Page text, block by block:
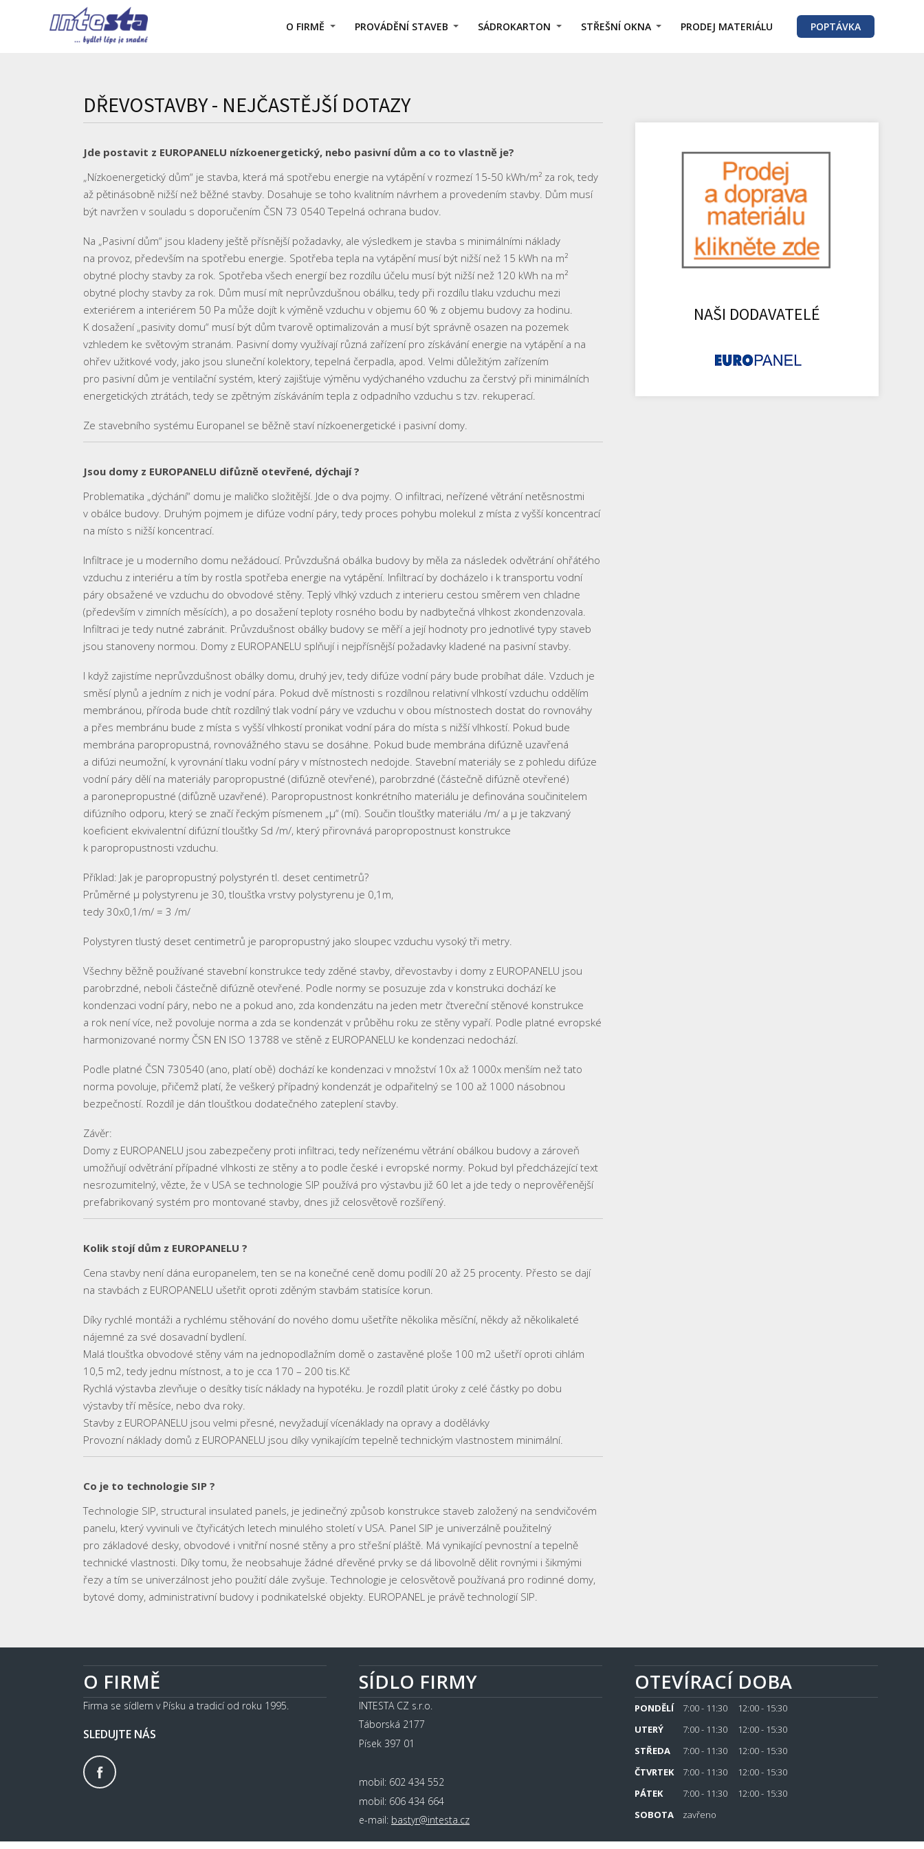
O FIRMĚ PROVÁDĚNÍ STAVEB SÁDROKARTON STŘEŠNÍ OKNA PRODEJ MATERIÁLU POPTÁVKA
DŘEVOSTAVBY - NEJČASTĚJŠÍ DOTAZY
Jde postavit z EUROPANELU nízkoenergetický, nebo pasivní dům a co to vlastně je?
„Nízkoenergetický dům“ je stavba, která má spotřebu energie na vytápění v rozmezí 15-50 kWh/m² za rok, tedy
až pětinásobně nižší než běžné stavby. Dosahuje se toho kvalitním návrhem a provedením stavby. Dům musí
být navržen v souladu s doporučením ČSN 73 0540 Tepelná ochrana budov.
Na „Pasivní dům“ jsou kladeny ještě přísnější požadavky, ale výsledkem je stavba s minimálními náklady
na provoz, především na spotřebu energie. Spotřeba tepla na vytápění musí být nižší než 15 kWh na m²
obytné plochy stavby za rok. Spotřeba všech energií bez rozdílu účelu musí být nižší než 120 kWh na m²
obytné plochy stavby za rok. Dům musí mít neprůvzdušnou obálku, tedy při rozdílu tlaku vzduchu mezi
exteriérem a interiérem 50 Pa může dojít k výměně vzduchu v objemu 60 % z objemu budovy za hodinu.
K dosažení „pasivity domu“ musí být dům tvarově optimalizován a musí být správně osazen na pozemek
vzhledem ke světovým stranám. Pasivní domy využívají různá zařízení pro získávání energie na vytápění a na
ohřev užitkové vody, jako jsou sluneční kolektory, tepelná čerpadla, apod. Velmi důležitým zařízením
pro pasivní dům je ventilační systém, který zajišťuje výměnu vydýchaného vzduchu za čerstvý při minimálních
energetických ztrátách, tedy se zpětným získáváním tepla z odpadního vzduchu s tzv. rekuperací.
Ze stavebního systému Europanel se běžně staví nízkoenergetické i pasivní domy.
Jsou domy z EUROPANELU difůzně otevřené, dýchají ?
Problematika „dýchání“ domu je maličko složitější. Jde o dva pojmy. O infiltraci, neřízené větrání netěsnostmi
v obálce budovy. Druhým pojmem je difúze vodní páry, tedy proces pohybu molekul z místa z vyšší koncentrací
na místo s nižší koncentrací.
Infiltrace je u moderního domu nežádoucí. Průvzdušná obálka budovy by měla za následek odvětrání ohřátého
vzduchu z interiéru a tím by rostla spotřeba energie na vytápění. Infiltrací by docházelo i k transportu vodní
páry obsažené ve vzduchu do obvodové stěny. Teplý vlhký vzduch z interieru cestou směrem ven chladne
(především v zimních měsících), a po dosažení teploty rosného bodu by nadbytečná vlhkost zkondenzovala.
Infiltraci je tedy nutné zabránit. Průvzdušnost obálky budovy se měří a její hodnoty pro jednotlivé typy staveb
jsou stanoveny normou. Domy z EUROPANELU splňují i nejpřísnější požadavky kladené na pasivní stavby.
I když zajistíme neprůvzdušnost obálky domu, druhý jev, tedy difúze vodní páry bude probíhat dále. Vzduch je
směsí plynů a jedním z nich je vodní pára. Pokud dvě místnosti s rozdílnou relativní vlhkostí vzduchu oddělím
membránou, příroda bude chtít rozdílný tlak vodní páry ve vzduchu v obou místnostech dostat do rovnováhy
a přes membránu bude z místa s vyšší vlhkostí pronikat vodní pára do místa s nižší vlhkostí. Pokud bude
membrána paropropustná, rovnovážného stavu se dosáhne. Pokud bude membrána difúzně uzavřená
a difúzi neumožní, k vyrovnání tlaku vodní páry v místnostech nedojde. Stavební materiály se z pohledu difúze
vodní páry dělí na materiály paropropustné (difúzně otevřené), parobrzdné (částečně difúzně otevřené)
a paronepropustné (difůzně uzavřené). Paropropustnost konkrétního materiálu je definována součinitelem
difúzního odporu, který se značí řeckým písmenem „μ“ (mí). Součin tloušťky materiálu /m/ a μ je takzvaný
koeficient ekvivalentní difúzní tloušťky Sd /m/, který přirovnává paropropostnust konstrukce
k paropropustnosti vzduchu.
Příklad: Jak je paropropustný polystyrén tl. deset centimetrů?
Průměrné μ polystyrenu je 30, tloušťka vrstvy polystyrenu je 0,1m,
tedy 30x0,1/m/ = 3 /m/
Polystyren tlustý deset centimetrů je paropropustný jako sloupec vzduchu vysoký tři metry.
Všechny běžně používané stavební konstrukce tedy zděné stavby, dřevostavby i domy z EUROPANELU jsou
parobrzdné, neboli částečně difúzně otevřené. Podle normy se posuzuje zda v konstrukci dochází ke
kondenzaci vodní páry, nebo ne a pokud ano, zda kondenzátu na jeden metr čtvereční stěnové konstrukce
a rok není více, než povoluje norma a zda se kondenzát v průběhu roku ze stěny vypaří. Podle platné evropské
harmonizované normy ČSN EN ISO 13788 ve stěně z EUROPANELU ke kondenzaci nedochází.
Podle platné ČSN 730540 (ano, platí obě) dochází ke kondenzaci v množství 10x až 1000x menším než tato
norma povoluje, přičemž platí, že veškerý případný kondenzát je odpařitelný se 100 až 1000 násobnou
bezpečností. Rozdíl je dán tloušťkou dodatečného zateplení stavby.
Závěr:
Domy z EUROPANELU jsou zabezpečeny proti infiltraci, tedy neřízenému větrání obálkou budovy a zároveň
umožňují odvětrání případné vlhkosti ze stěny a to podle české i evropské normy. Pokud byl předcházející text
nesrozumitelný, vězte, že v USA se technologie SIP používá pro výstavbu již 60 let a jde tedy o neprověřenější
prefabrikovaný systém pro montované stavby, dnes již celosvětově rozšířený.
Kolik stojí dům z EUROPANELU ?
Cena stavby není dána europanelem, ten se na konečné ceně domu podílí 20 až 25 procenty. Přesto se dají
na stavbách z EUROPANELU ušetřit oproti zděným stavbám statisíce korun.
Díky rychlé montáži a rychlému stěhování do nového domu ušetříte několika měsíční, někdy až několikaleté
nájemné za své dosavadní bydlení.
Malá tloušťka obvodové stěny vám na jednopodlažním domě o zastavěné ploše 100 m2 ušetří oproti cihlám
10,5 m2, tedy jednu místnost, a to je cca 170 – 200 tis.Kč
Rychlá výstavba zlevňuje o desítky tisíc náklady na hypotéku. Je rozdíl platit úroky z celé částky po dobu
výstavby tří měsíce, nebo dva roky.
Stavby z EUROPANELU jsou velmi přesné, nevyžadují vícenáklady na opravy a dodělávky
Provozní náklady domů z EUROPANELU jsou díky vynikajícím tepelně technickým vlastnostem minimální.
Co je to technologie SIP ?
Technologie SIP, structural insulated panels, je jedinečný způsob konstrukce staveb založený na sendvičovém
panelu, který vyvinuli ve čtyřicátých letech minulého století v USA. Panel SIP je univerzálně použitelný
pro základové desky, obvodové i vnitřní nosné stěny a pro střešní pláště. Má vynikající pevnostní a tepelně
technické vlastnosti. Díky tomu, že neobsahuje žádné dřevěné prvky se dá libovolně dělit rovnými i šikmými
řezy a tím se univerzálnost jeho použití dále zvyšuje. Technologie je celosvětově používaná pro rodinné domy,
bytové domy, administrativní budovy i podnikatelské objekty. EUROPANEL je právě technologií SIP.
NAŠI DODAVATELÉ
O FIRMĚ
Firma se sídlem v Písku a tradicí od roku 1995.
SLEDUJTE NÁS
SÍDLO FIRMY
INTESTA CZ s.r.o.
Táborská 2177
Písek 397 01
mobil: 602 434 552
mobil: 606 434 664
e-mail: bastyr@intesta.cz
OTEVÍRACÍ DOBA
PONDĚLÍ
7:00 - 11:30 12:00 - 15:30
UTERÝ
7:00 - 11:30 12:00 - 15:30
STŘEDA
7:00 - 11:30 12:00 - 15:30
ČTVRTEK
7:00 - 11:30 12:00 - 15:30
PÁTEK
7:00 - 11:30 12:00 - 15:30
SOBOTA
zavřeno